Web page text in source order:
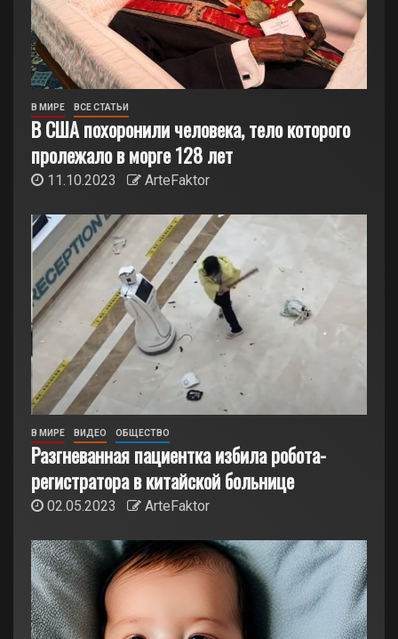
В МИРЕ ВСЕ СТАТЬИ
В США похоронили человека, тело которого
пролежало в морге 128 лет
11.10.2023 ArteFaktor
В МИРЕ ВИДЕО ОБЩЕСТВО
Разгневанная пациентка избила робота-
регистратора в китайской больнице
02.05.2023 ArteFaktor